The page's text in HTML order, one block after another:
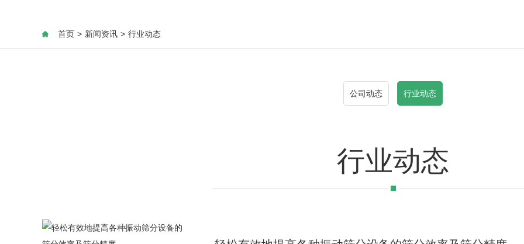
首页 > 新闻资讯 > 行业动态
公司动态 行业动态
行业动态